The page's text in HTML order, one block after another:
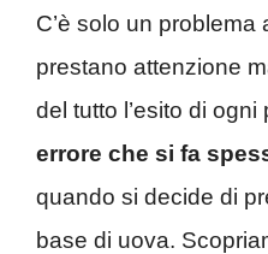
C’è solo un problema
prestano attenzione
del tutto l’esito di ogni
errore che si fa
quando si decide di
base di uova.